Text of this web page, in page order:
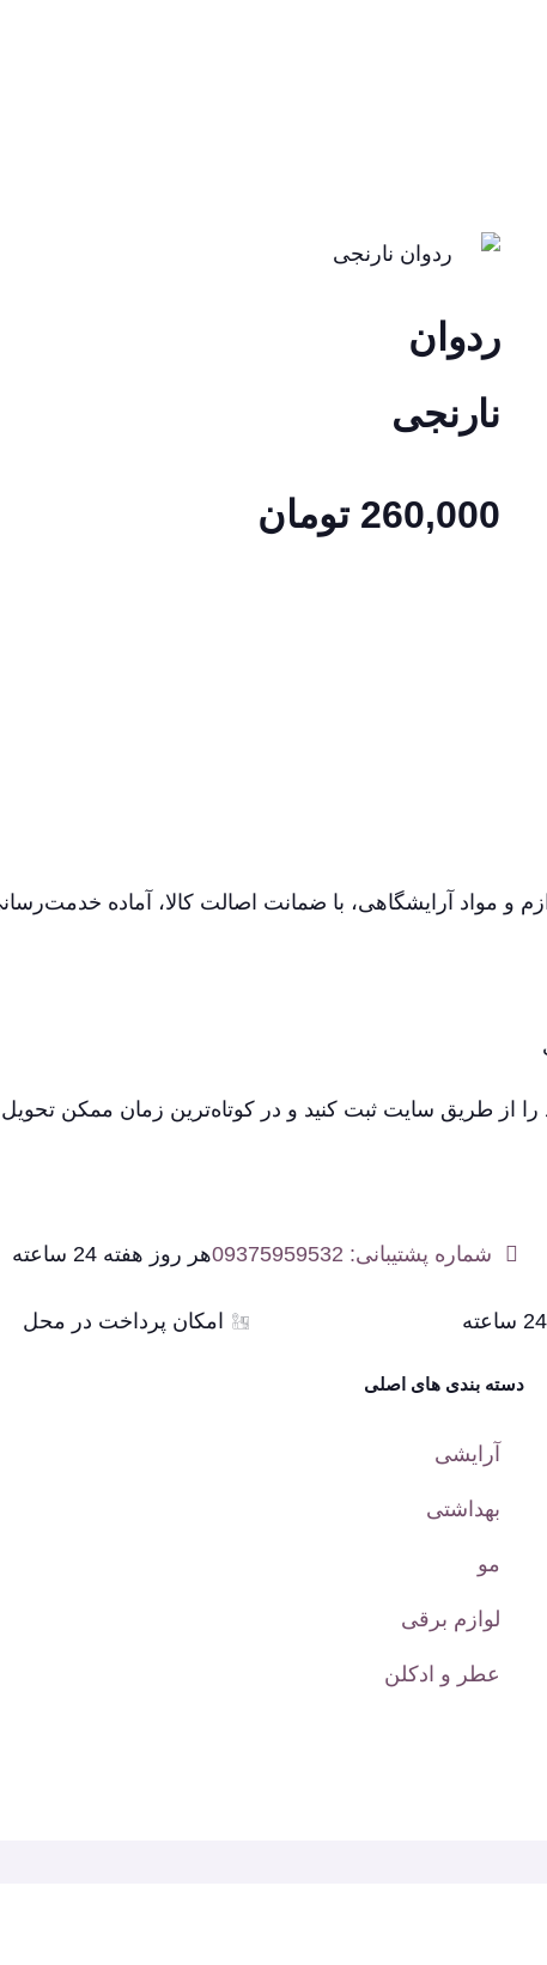
ردوان
نارنجی
260,000 تومان
و مواد آرایشگاهی، با ضمانت اصالت کالا، آماده
از طریق سایت ثبت کنید و در کوتاه‌ترین زمان ممکن تحویل
شماره پشتیبانی: 09375959532 هر روز هفته 24 ساعته
امکان پرداخت در محل
دسته بندی های اصلی
آرایشی
بهداشتی
مو
لوازم برقی
عطر و ادکلن